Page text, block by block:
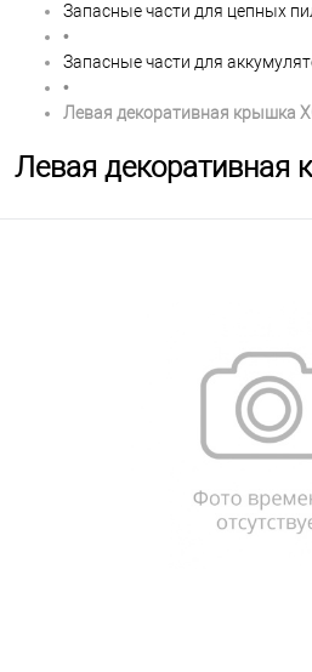
Запасные части для цепных
•
Запасные части для
•
Левая декоративная крышка
Левая декоративная